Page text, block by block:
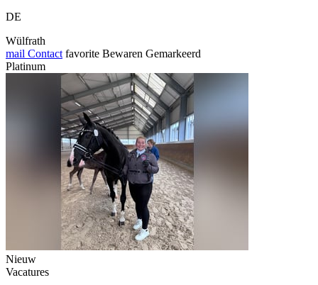
DE
Wülfrath
mail Contact favorite Bewaren Gemarkeerd
Platinum
Nieuw
Vacatures